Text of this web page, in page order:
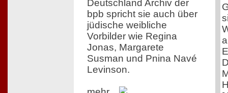
Deutschland Archiv der
bpb spricht sie auch über
jüdische weibliche
Vorbilder wie Regina
Jonas, Margarete
Susman und Pnina Navé
Levinson.